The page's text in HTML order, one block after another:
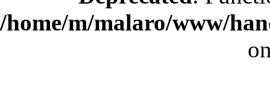
/home/m/malaro/www/